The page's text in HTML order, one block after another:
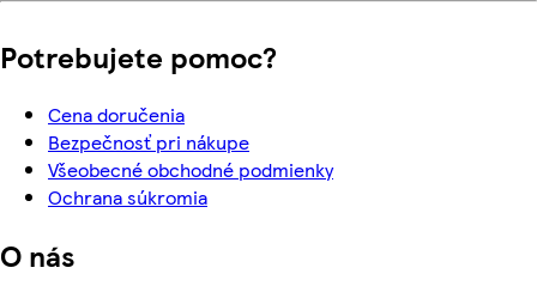
Potrebujete pomoc?
Cena doručenia
Bezpečnosť pri nákupe
Všeobecné obchodné podmienky
Ochrana súkromia
O nás